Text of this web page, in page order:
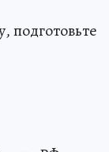
подготовьте